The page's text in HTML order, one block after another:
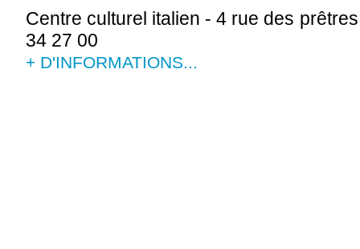
Centre culturel italien - 4 rue des
34 27 00
+ D'INFORMATIONS...